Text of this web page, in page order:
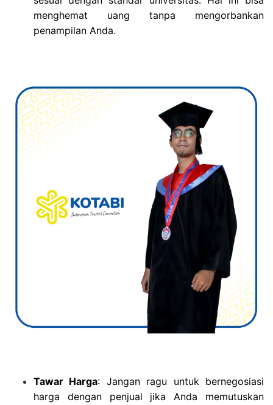
menghemat uang tanpa mengorbankan
penampilan Anda.
Tawar Harga: Jangan ragu untuk bernegosiasi
harga dengan penjual jika Anda memutuskan